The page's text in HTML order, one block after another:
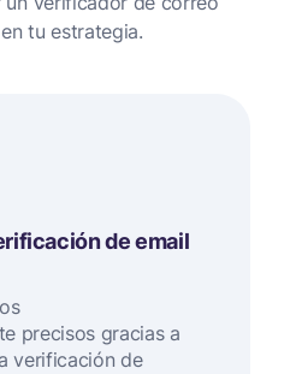
tu estrategia.
de email
precisos gracias a
verificación de